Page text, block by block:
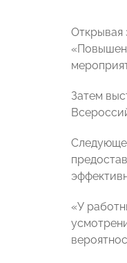
Открывая
Затем
«У